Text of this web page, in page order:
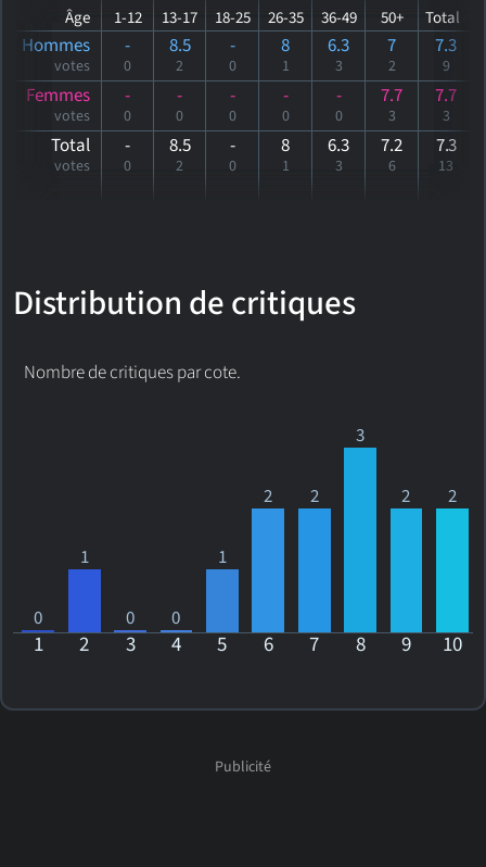
Âge 1-12 13-17 18-25 26-35 36-49 50+ Total
Hommes
votes
-
0
8.5
2
-
0
8
1
6.3
3
7
2
7.3
9
Femmes
votes
-
0
-
0
-
0
-
0
-
0
7.7
3
7.7
3
Total
votes
-
0
8.5
2
-
0
8
1
6.3
3
7.2
6
7.3
13
Distribution de critiques
Nombre de critiques par cote.
0
1
0 0
1
2 2
3
2 2
1 2 3 4 5 6 7 8 9 10